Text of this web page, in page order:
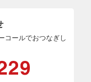
コールでおつなぎし